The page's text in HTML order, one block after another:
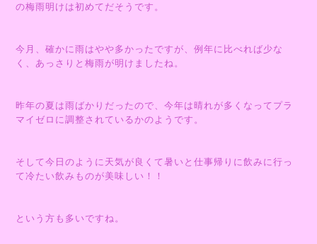
の梅雨明けは初めてだそうです。
今月、確かに雨はやや多かったですが、例年に比べれば少な
く、あっさりと梅雨が明けましたね。
昨年の夏は雨ばかりだったので、今年は晴れが多くなってプラ
マイゼロに調整されているかのようです。
そして今日のように天気が良くて暑いと仕事帰りに飲みに行っ
て冷たい飲みものが美味しい！！
という方も多いですね。